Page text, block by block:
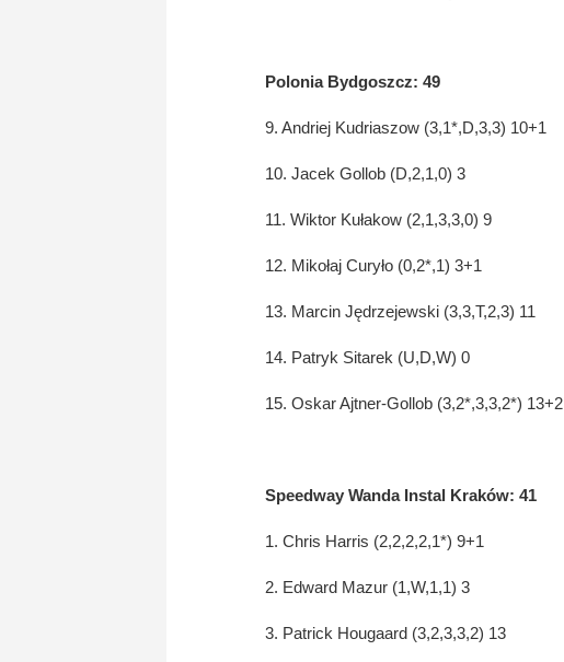
Polonia Bydgoszcz: 49
9. Andriej Kudriaszow (3,1*,D,3,3) 10+1
10. Jacek Gollob (D,2,1,0) 3
11. Wiktor Kułakow (2,1,3,3,0) 9
12. Mikołaj Curyło (0,2*,1) 3+1
13. Marcin Jędrzejewski (3,3,T,2,3) 11
14. Patryk Sitarek (U,D,W) 0
15. Oskar Ajtner-Gollob (3,2*,3,3,2*) 13+2
Speedway Wanda Instal Kraków: 41
1. Chris Harris (2,2,2,2,1*) 9+1
2. Edward Mazur (1,W,1,1) 3
3. Patrick Hougaard (3,2,3,3,2) 13